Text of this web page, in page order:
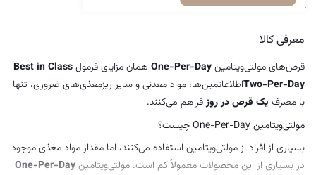
معرفی کالا
قرص‌های مولتی‌ویتامینOne-Per-Day همان مزایای فرمولBest in Class
Two-Per-Dayاطلاعاتمین‌ها، مواد معدنی و سایر ریزمغذی‌های ضروری، تنها
با مصرف یک قرص در روزفراهم می‌کنند.
مولتی‌ویتامین One-Per-Day چیست؟
بسیاری از افراد از مولتی‌ویتامین استفاده می‌کنند، اما مقدار مواد مغذی موجود
در بسیاری از این محصولات معمولاً کم است. مولتی‌ویتامینOne-Per-Day